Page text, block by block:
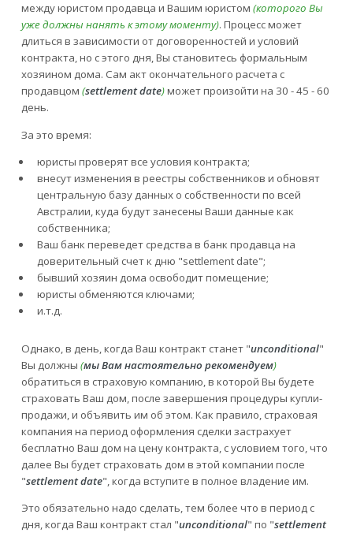
между юристом продавца и Вашим юристом (которого Вы
уже должны нанять к этому моменту). Процесс может
длиться в зависимости от договоренностей и условий
контракта, но с этого дня, Вы становитесь формальным
хозяином дома. Сам акт окончательного расчета с
продавцом (settlement date)может произойти на 30 - 45 - 60
день.
За это время:
юристы проверят все условия контракта;
внесут изменения в реестры собственников и обновят
центральную базу данных о собственности по всей
Австралии, куда будут занесены Ваши данные как
собственника;
Ваш банк переведет средства в банк продавца на
доверительный счет к дню "settlement date";
бывший хозяин дома освободит помещение;
юристы обменяются ключами;
и.т.д.
Однако, в день, когда Ваш контракт станет "unconditional"
Вы должны (мы Вам настоятельно рекомендуем)
обратиться в страховую компанию, в которой Вы будете
страховать Ваш дом, после завершения процедуры купли-
продажи, и объявить им об этом. Как правило, страховая
компания на период оформления сделки застрахует
бесплатно Ваш дом на цену контракта, с условием того, что
далее Вы будет страховать дом в этой компании после
"settlement date", когда вступите в полное владение им.
Это обязательно надо сделать, тем более что в период с
дня, когда Ваш контракт стал "unconditional" по "settlement